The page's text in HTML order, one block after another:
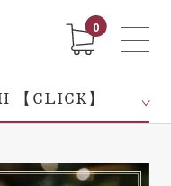
0
【CLICK】